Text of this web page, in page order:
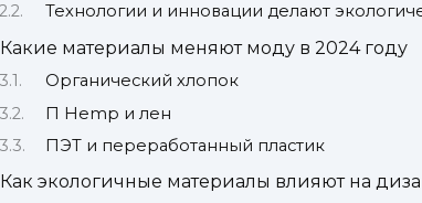
Технологии и инновации делают
Какие материалы меняют моду в 2024 году
Органический хлопок
П Hemp и лен
ПЭТ и переработанный пластик
Как экологичные материалы влияют на